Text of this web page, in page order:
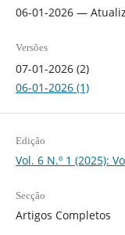
06-01-2026 —
Versões
07-01-2026 (2)
06-01-2026 (1)
Edição
Vol. 6 N.º 1 (2025):
Secção
Artigos Completos